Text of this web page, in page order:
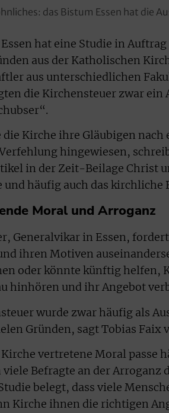
das Bistum Essen hat die
hat eine Studie in
aus der Katholischen
aus unterschiedlichen
die Kirchensteuer zwar
die Kirche ihre Gläubigen
hingewiesen,
in der Zeit-Beilage Christ
und häufig auch das kirchliche
Moral und Arroganz
Generalvikar in Essen,
ihren Motiven
oder könnte künftig helfen,
hinhören und ihr Angebot
wurde zwar häufig als
Gründen, sagt Tobias Faix
vertretene Moral passe
Befragte an der Arroganz
belegt, dass viele
Kirche ihnen die richtigen